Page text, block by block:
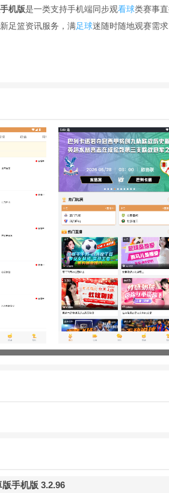
机版是一类支持手机端同步观看球类赛事
足篮资讯服务，满足球迷随时随地观赛需求
需求，是球迷移动端观赛的实用选择。目
、直播吧等，均能满足核心使用需求。
手机版 3.2.96